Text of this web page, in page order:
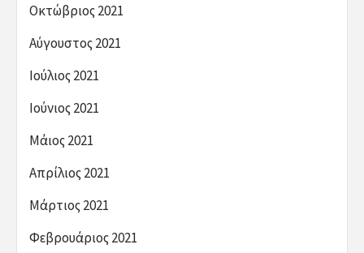
Οκτώβριος 2021
Αύγουστος 2021
Ιούλιος 2021
Ιούνιος 2021
Μάιος 2021
Απρίλιος 2021
Μάρτιος 2021
Φεβρουάριος 2021